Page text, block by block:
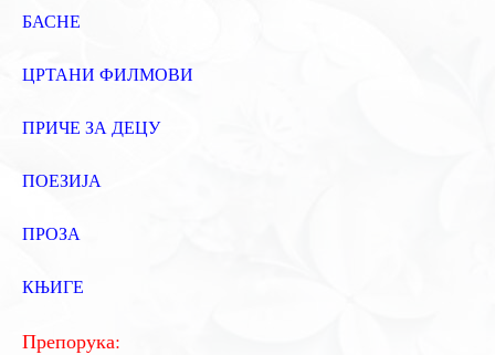
БАСНЕ
ЦРТАНИ ФИЛМОВИ
ПРИЧЕ ЗА ДЕЦУ
ПОЕЗИЈА
ПРОЗА
КЊИГЕ
Препорука: